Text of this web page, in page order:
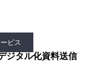
ビス
ジタル化資料送信